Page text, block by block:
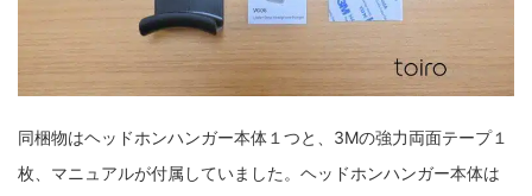
同梱物はヘッドホンハンガー本体１つと、3Mの強力両面テープ１
枚、マニュアルが付属していました。ヘッドホンハンガー本体は